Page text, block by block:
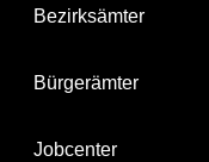
Bezirksämter
Bürgerämter
Jobcenter